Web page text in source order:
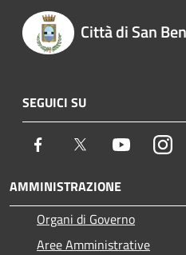
Città di San
SEGUICI SU
Facebook Twitter Youtube
AMMINISTRAZIONE
Organi di Governo
Aree Amministrative